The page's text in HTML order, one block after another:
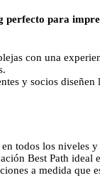
perfecto para
con una
y socios diseñen
todos los niveles y
Best Path ideal
a medida que